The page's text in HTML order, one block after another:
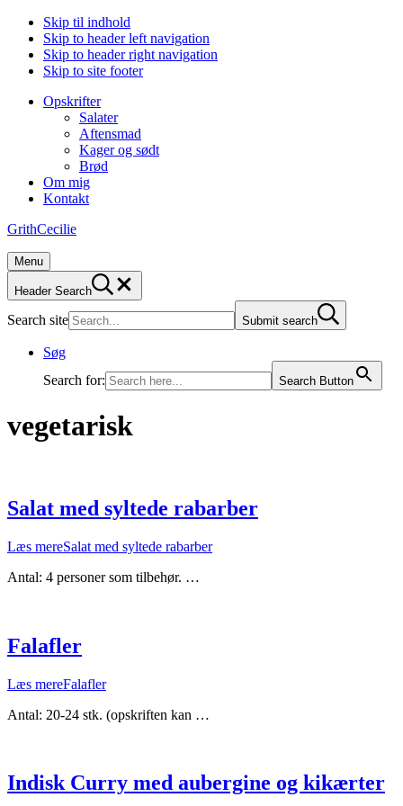
Skip til indhold
Skip to header left navigation
Skip to header right navigation
Skip to site footer
Opskrifter
Salater
Aftensmad
Kager og sødt
Brød
Om mig
Kontakt
GrithCecilie
Menu
Header Search
Search site Submit search
Søg
Search for:
Search Button
vegetarisk
Salat med syltede rabarber
Læs mereSalat med syltede rabarber
Antal: 4 personer som tilbehør. …
Falafler
Læs mereFalafler
Antal: 20-24 stk. (opskriften kan …
Indisk Curry med aubergine og kikærter